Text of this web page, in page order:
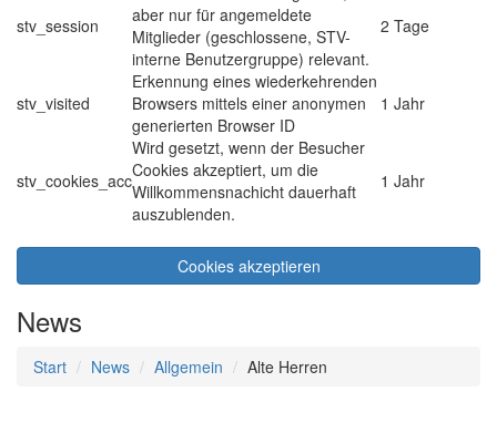
stv_session
aber nur für angemeldete
Mitglieder (geschlossene, STV-
interne Benutzergruppe) relevant.
2 Tage
stv_visited
Erkennung eines wiederkehrenden
Browsers mittels einer anonymen
generierten Browser ID
1 Jahr
stv_cookies_acc
Wird gesetzt, wenn der Besucher
Cookies akzeptiert, um die
Willkommensnachicht dauerhaft
auszublenden.
1 Jahr
Cookies akzeptieren
News
Start News Allgemein Alte Herren